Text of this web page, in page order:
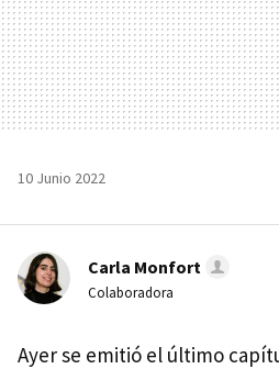
10 Junio 2022
Carla Monfort
Colaboradora
Ayer se emitió el último